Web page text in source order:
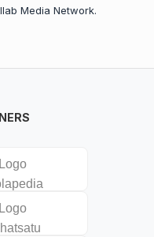
Media Network.